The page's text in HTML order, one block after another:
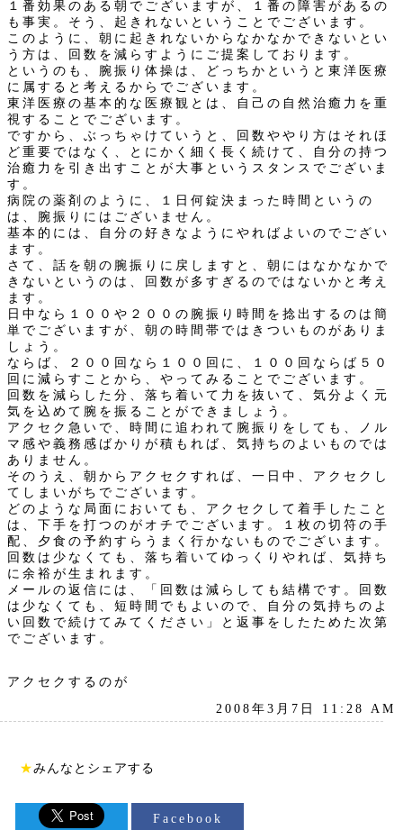
１番効果のある朝でございますが、１番の障害があるの
も事実。そう、起きれないということでございます。
このように、朝に起きれないからなかなかできないとい
う方は、回数を減らすようにご提案しております。
というのも、腕振り体操は、どっちかというと東洋医療
に属すると考えるからでございます。
東洋医療の基本的な医療観とは、自己の自然治癒力を重
視することでございます。
ですから、ぶっちゃけていうと、回数ややり方はそれほ
ど重要ではなく、とにかく細く長く続けて、自分の持つ
治癒力を引き出すことが大事というスタンスでございま
す。
病院の薬剤のように、１日何錠決まった時間というの
は、腕振りにはございません。
基本的には、自分の好きなようにやればよいのでござい
ます。
さて、話を朝の腕振りに戻しますと、朝にはなかなかで
きないというのは、回数が多すぎるのではないかと考え
ます。
日中なら１００や２００の腕振り時間を捻出するのは簡
単でございますが、朝の時間帯ではきついものがありま
しょう。
ならば、２００回なら１００回に、１００回ならば５０
回に減らすことから、やってみることでございます。
回数を減らした分、落ち着いて力を抜いて、気分よく元
気を込めて腕を振ることができましょう。
アクセク急いで、時間に追われて腕振りをしても、ノル
マ感や義務感ばかりが積もれば、気持ちのよいものでは
ありません。
そのうえ、朝からアクセクすれば、一日中、アクセクし
てしまいがちでございます。
どのような局面においても、アクセクして着手したこと
は、下手を打つのがオチでございます。１枚の切符の手
配、夕食の予約すらうまく行かないものでございます。
回数は少なくても、落ち着いてゆっくりやれば、気持ち
に余裕が生まれます。
メールの返信には、「回数は減らしても結構です。回数
は少なくても、短時間でもよいので、自分の気持ちのよ
い回数で続けてみてください」と返事をしたためた次第
でございます。
アクセクするのが
2008年3月7日 11:28 AM
★みんなとシェアする
Facebook